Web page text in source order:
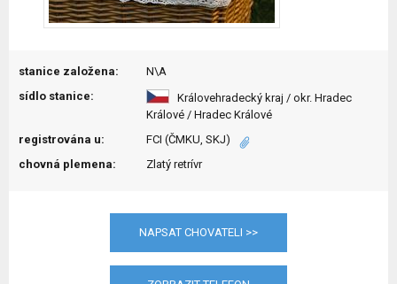
stanice založena:
N\A
sídlo stanice:
Královehradecký kraj / okr. Hradec
Králové / Hradec Králové
registrována u:
FCI (ČMKU, SKJ)
chovná plemena:
Zlatý retrívr
NAPSAT CHOVATELI >>